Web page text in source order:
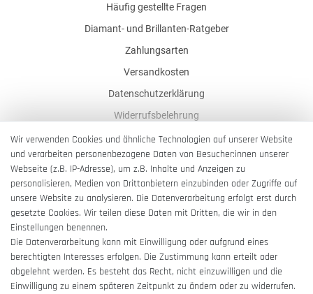
Häufig gestellte Fragen
Diamant- und Brillanten-Ratgeber
Zahlungsarten
Versandkosten
Datenschutzerklärung
Widerrufsbelehrung
AGB
Impressum
Barrierefreiheitserklärung
Vertrag widerrufen
Wir verwenden Cookies und ähnliche Technologien auf unserer Website
und verarbeiten personenbezogene Daten von Besucher:innen unserer
Webseite (z.B. IP-Adresse), um z.B. Inhalte und Anzeigen zu
personalisieren, Medien von Drittanbietern einzubinden oder Zugriffe auf
unsere Website zu analysieren. Die Datenverarbeitung erfolgt erst durch
gesetzte Cookies. Wir teilen diese Daten mit Dritten, die wir in den
Einstellungen benennen.
Die Datenverarbeitung kann mit Einwilligung oder aufgrund eines
berechtigten Interesses erfolgen. Die Zustimmung kann erteilt oder
abgelehnt werden. Es besteht das Recht, nicht einzuwilligen und die
Einwilligung zu einem späteren Zeitpunkt zu ändern oder zu widerrufen.